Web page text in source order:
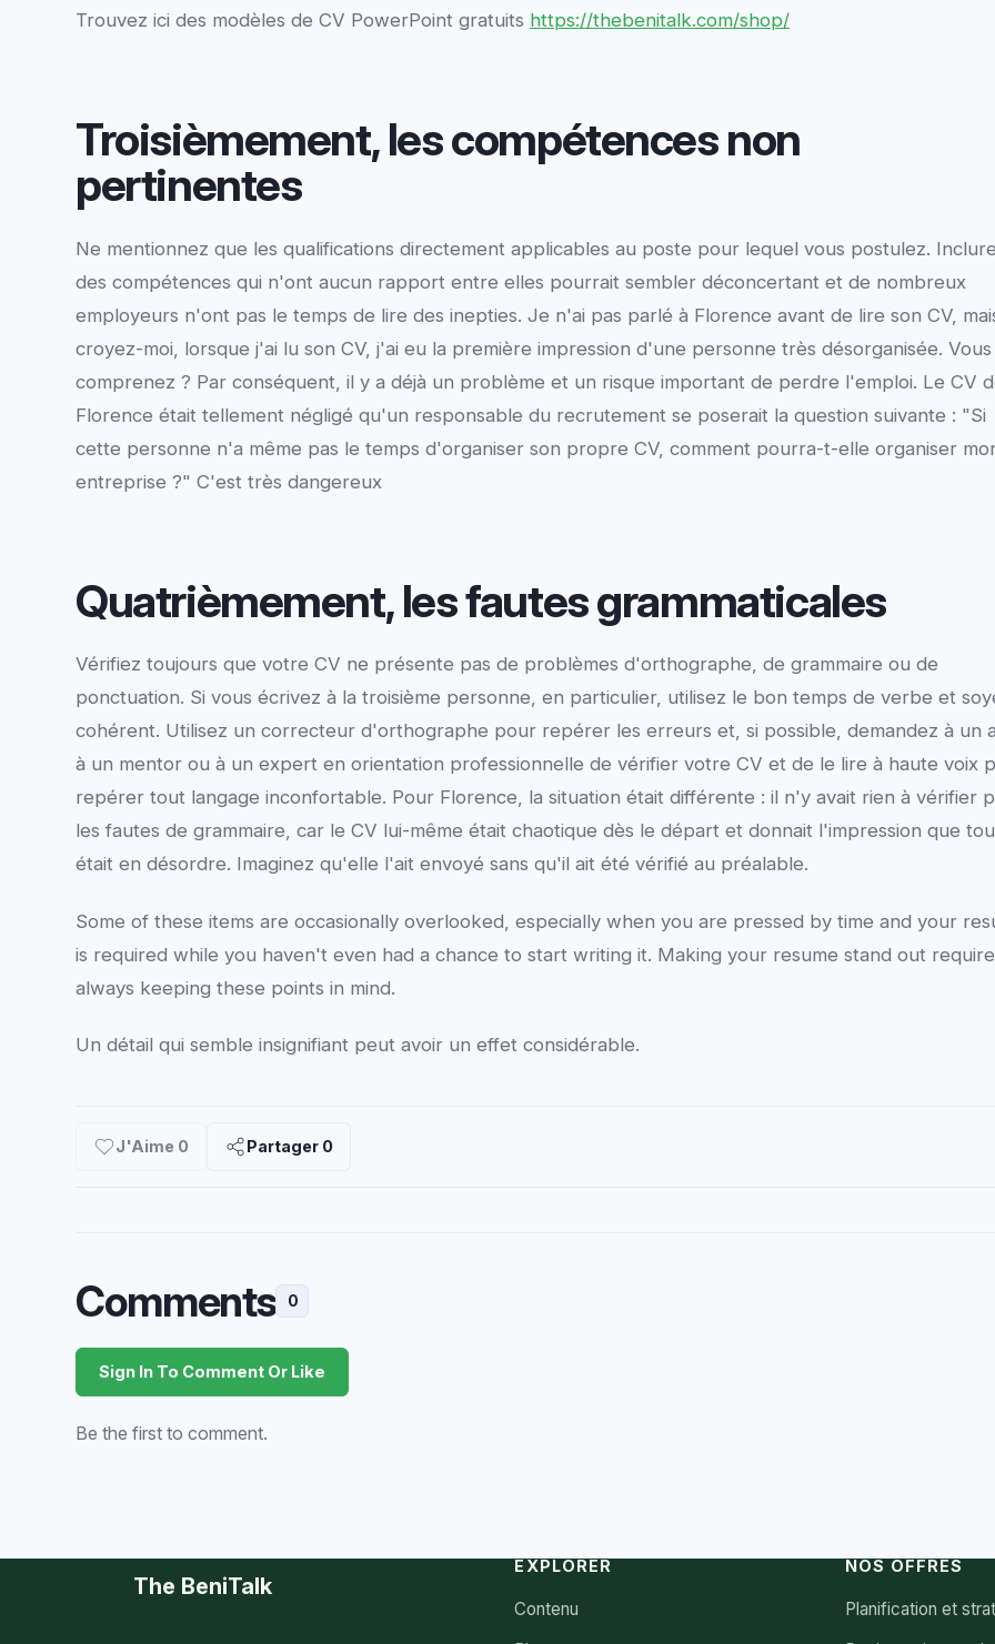
Trouvez ici des modèles de CV PowerPoint gratuits https://thebenitalk.com/shop/
Troisièmement, les compétences non
pertinentes
Ne mentionnez que les qualifications directement applicables au poste pour lequel vous postulez. Inclure
des compétences qui n'ont aucun rapport entre elles pourrait sembler déconcertant et de nombreux
employeurs n'ont pas le temps de lire des inepties. Je n'ai pas parlé à Florence avant de lire son CV,
croyez-moi, lorsque j'ai lu son CV, j'ai eu la première impression d'une personne très désorganisée. Vous
comprenez ? Par conséquent, il y a déjà un problème et un risque important de perdre l'emploi. Le CV
Florence était tellement négligé qu'un responsable du recrutement se poserait la question suivante : "Si
cette personne n'a même pas le temps d'organiser son propre CV, comment pourra-t-elle organiser
entreprise ?" C'est très dangereux
Quatrièmement, les fautes grammaticales
Vérifiez toujours que votre CV ne présente pas de problèmes d'orthographe, de grammaire ou de
ponctuation. Si vous écrivez à la troisième personne, en particulier, utilisez le bon temps de verbe et
cohérent. Utilisez un correcteur d'orthographe pour repérer les erreurs et, si possible, demandez à un
à un mentor ou à un expert en orientation professionnelle de vérifier votre CV et de le lire à haute voix
repérer tout langage inconfortable. Pour Florence, la situation était différente : il n'y avait rien à vérifier
les fautes de grammaire, car le CV lui-même était chaotique dès le départ et donnait l'impression que
était en désordre. Imaginez qu'elle l'ait envoyé sans qu'il ait été vérifié au préalable.
Some of these items are occasionally overlooked, especially when you are pressed by time and your
is required while you haven't even had a chance to start writing it. Making your resume stand out
always keeping these points in mind.
Un détail qui semble insignifiant peut avoir un effet considérable.
J'Aime 0 Partager 0
Comments 0
Sign In To Comment Or Like
Be the first to comment.
The BeniTalk
EXPLORER
Contenu
NOS OFFRES
Planification et